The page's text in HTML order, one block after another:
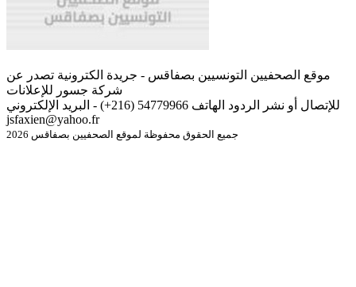
موقع الصحفيين التونسيين بصفاقس - جريدة الكترونية تصدر عن
شركة جسور للإعلانات
للإتصال أو نشر الردود الهاتف 54779966 (216+) - البريد الإلكتروني
jsfaxien@yahoo.fr
جميع الحقوق محفوظة لموقع الصحفيين بصفاقس 2026